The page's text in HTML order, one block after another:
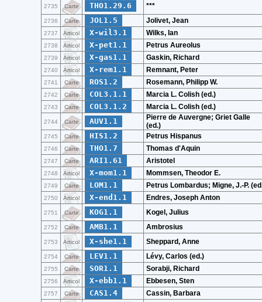
2735 Carte THO1.29.6 ***
2736 Carte JOL1.5 Jolivet, Jean
2737 Articol X-wil3.1 Wilks, Ian
2738 Articol X-pet1.1 Petrus Aureolus
2739 Articol X-gas1.1 Gaskin, Richard
2740 Articol X-rem1.1 Remnant, Peter
2741 Carte ROS1.2 Rosemann, Philipp W.
2742 Carte COL3.1.1 Marcia L. Colish (ed.)
2743 Carte COL3.1.2 Marcia L. Colish (ed.)
2744 Carte AUV1.1
Pierre de Auvergne; Griet Galle
(ed.)
2745 Carte HIS1.2 Petrus Hispanus
2746 Carte THO1.7 Thomas d'Aquin
2747 Carte ARI1.61 Aristotel
2748 Articol X-mom1.1 Mommsen, Theodor E.
2749 Carte LOM1.1 Petrus Lombardus; Migne, J.-P.
2750 Articol X-end1.1 Endres, Joseph Anton
2751 Carte KOG1.1 Kogel, Julius
2752 Carte AMB1.1 Ambrosius
2753 Articol X-she1.1 Sheppard, Anne
2754 Carte LEV1.1 Lévy, Carlos (ed.)
2755 Carte SOR1.1 Sorabji, Richard
2756 Articol X-ebb1.1 Ebbesen, Sten
2757 Carte CAS1.4 Cassin, Barbara